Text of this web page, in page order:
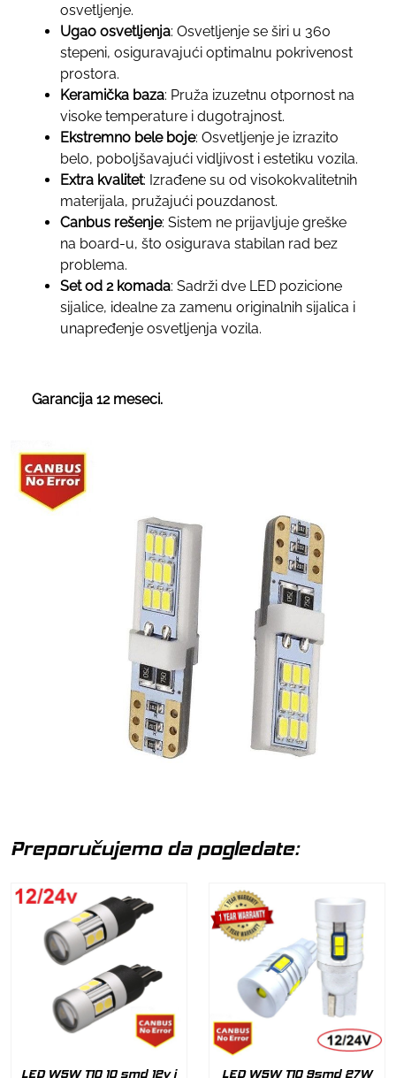
osvetljenje.
Ugao osvetljenja: Osvetljenje se širi u 360
stepeni, osiguravajući optimalnu pokrivenost
prostora.
Keramička baza: Pruža izuzetnu otpornost na
visoke temperature i dugotrajnost.
Ekstremno bele boje: Osvetljenje je izrazito
belo, poboljšavajući vidljivost i estetiku vozila.
Extra kvalitet: Izrađene su od visokokvalitetnih
materijala, pružajući pouzdanost.
Canbus rešenje: Sistem ne prijavljuje greške
na board-u, što osigurava stabilan rad bez
problema.
Set od 2 komada: Sadrži dve LED pozicione
sijalice, idealne za zamenu originalnih sijalica i
unapređenje osvetljenja vozila.
Garancija 12 meseci.
Preporučujemo da pogledate:
LED W5W T10 10 smd 12v i LED W5W T10 9smd 27W